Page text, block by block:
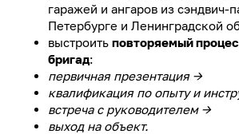
гаражей и ангаров из сэндвич-
Петербурге и Ленинградской
выстроить повторяемый
бригад:
первичная презентация →
квалификация по опыту и
встреча с руководителем →
выход на объект.